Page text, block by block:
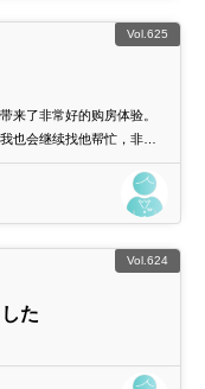
Vol.625
来了非常好的购房体验。
也会继续找他帮忙，非常
点个赞
Vol.624
た